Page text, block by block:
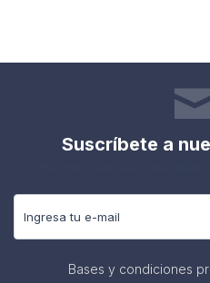
Suscríbete a
Bases y condiciones